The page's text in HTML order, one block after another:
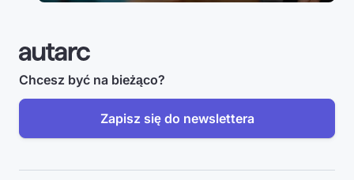
Chcesz być na bieżąco?
Zapisz się do newslettera